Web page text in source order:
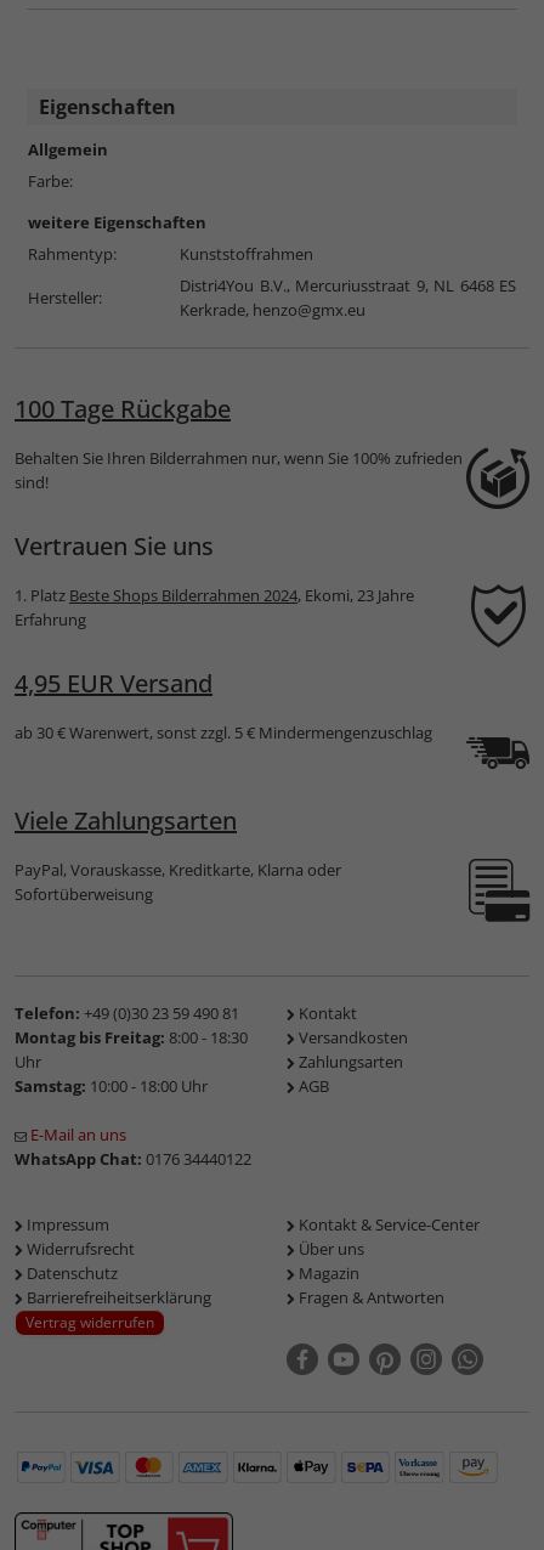
Eigenschaften
Allgemein
Farbe:
weitere Eigenschaften
Rahmentyp:
Kunststoffrahmen
Hersteller:
Distri4You B.V., Mercuriusstraat 9, NL 6468 ES
Kerkrade, henzo@gmx.eu
100 Tage Rückgabe
Behalten Sie Ihren Bilderrahmen nur, wenn Sie 100% zufrieden
sind!
Vertrauen Sie uns
1. Platz Beste Shops Bilderrahmen 2024, Ekomi, 23 Jahre
Erfahrung
4,95 EUR Versand
ab 30 € Warenwert, sonst zzgl. 5 € Mindermengenzuschlag
Viele Zahlungsarten
PayPal, Vorauskasse, Kreditkarte, Klarna oder
Sofortüberweisung
Telefon: +49 (0)30 23 59 490 81
Montag bis Freitag: 8:00 - 18:30
Uhr
Samstag: 10:00 - 18:00 Uhr
E-Mail an uns
WhatsApp Chat: 0176 34440122
Kontakt
Versandkosten
Zahlungsarten
AGB
Impressum
Widerrufsrecht
Datenschutz
Barrierefreiheitserklärung
Vertrag widerrufen
Kontakt & Service-Center
Über uns
Magazin
Fragen & Antworten